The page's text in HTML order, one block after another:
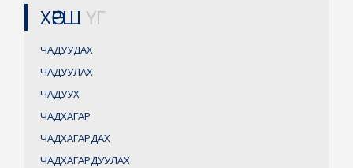
ХӨРШ ҮГ
ЧАДУУДАХ
ЧАДУУЛАХ
ЧАДУУХ
ЧАДХАГАР
ЧАДХАГАРДАХ
ЧАДХАГАРДУУЛАХ